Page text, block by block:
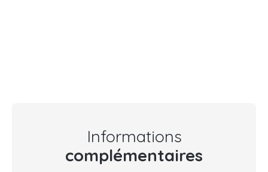
Informations
complémentaires